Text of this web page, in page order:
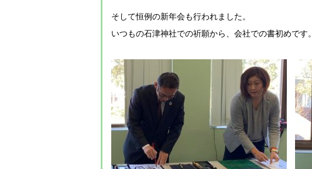
そして恒例の新年会も行われました。
いつもの石津神社での祈願から、会社での書初めです。